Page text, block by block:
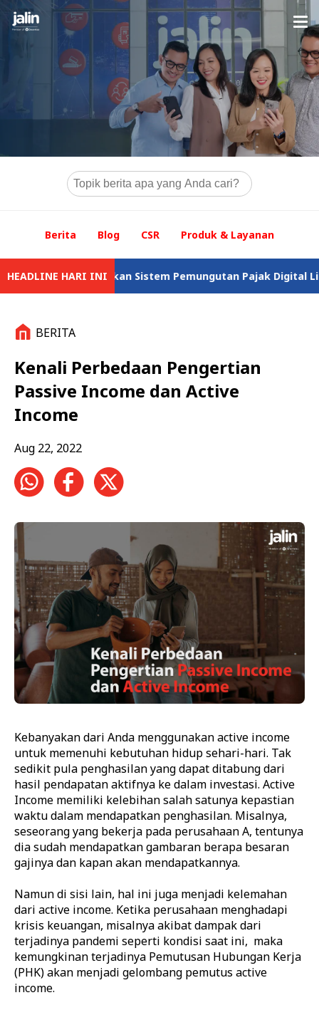
Berita Blog CSR Produk & Layanan
HEADLINE HARI INI
Menyediakan Sistem Pemungutan Pajak Digital Lintas Negara
BERITA
Kenali Perbedaan Pengertian
Passive Income dan Active
Income
Aug 22, 2022
Kebanyakan dari Anda menggunakan active income
untuk memenuhi kebutuhan hidup sehari-hari. Tak
sedikit pula penghasilan yang dapat ditabung dari
hasil pendapatan aktifnya ke dalam investasi. Active
Income memiliki kelebihan salah satunya kepastian
waktu dalam mendapatkan penghasilan. Misalnya,
seseorang yang bekerja pada perusahaan A, tentunya
dia sudah mendapatkan gambaran berapa besaran
gajinya dan kapan akan mendapatkannya.
Namun di sisi lain, hal ini juga menjadi kelemahan
dari active income. Ketika perusahaan menghadapi
krisis keuangan, misalnya akibat dampak dari
terjadinya pandemi seperti kondisi saat ini, maka
kemungkinan terjadinya Pemutusan Hubungan Kerja
(PHK) akan menjadi gelombang pemutus active
income.